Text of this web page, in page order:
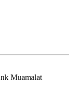
Muamalat